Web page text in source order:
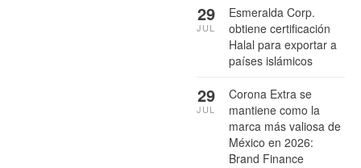
Esmeralda Corp.
obtiene certificación
Halal para exportar a
países islámicos
29
JUL
Corona Extra se
mantiene como la
marca más valiosa de
México en 2026:
Brand Finance
29
JUL